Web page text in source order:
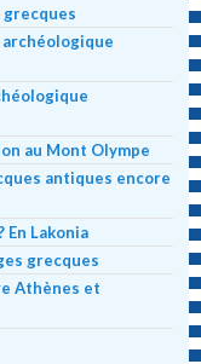
grecques
archéologique
au Mont Olympe
antiques encore
En Lakonia
grecques
Athènes et